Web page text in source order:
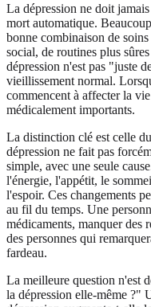
La dépression ne doit
mort automatique.
bonne combinaison de
social, de routines plus
dépression n'est pas "juste
vieillissement normal.
commencent à affecter la
médicalement importants.
La distinction clé est celle
dépression ne fait pas
simple, avec une seule
l'énergie, l'appétit, le
l'espoir. Ces changements
au fil du temps. Une
médicaments, manquer des
des personnes qui
fardeau.
La meilleure question n'est
la dépression elle-même ?"